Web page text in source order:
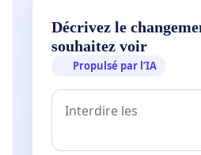
Décrivez le
souhaitez voir
Propulsé par l’IA